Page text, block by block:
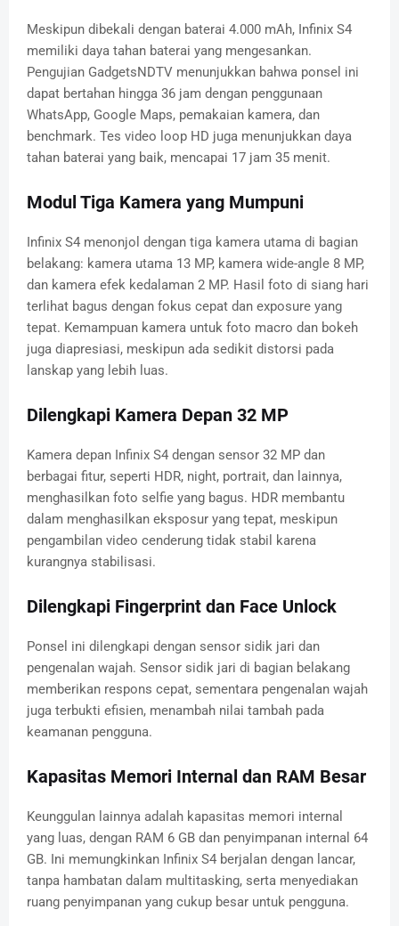
Meskipun dibekali dengan baterai 4.000 mAh, Infinix S4
memiliki daya tahan baterai yang mengesankan.
Pengujian GadgetsNDTV menunjukkan bahwa ponsel ini
dapat bertahan hingga 36 jam dengan penggunaan
WhatsApp, Google Maps, pemakaian kamera, dan
benchmark. Tes video loop HD juga menunjukkan daya
tahan baterai yang baik, mencapai 17 jam 35 menit.
Modul Tiga Kamera yang Mumpuni
Infinix S4 menonjol dengan tiga kamera utama di bagian
belakang: kamera utama 13 MP, kamera wide-angle 8 MP,
dan kamera efek kedalaman 2 MP. Hasil foto di siang hari
terlihat bagus dengan fokus cepat dan exposure yang
tepat. Kemampuan kamera untuk foto macro dan bokeh
juga diapresiasi, meskipun ada sedikit distorsi pada
lanskap yang lebih luas.
Dilengkapi Kamera Depan 32 MP
Kamera depan Infinix S4 dengan sensor 32 MP dan
berbagai fitur, seperti HDR, night, portrait, dan lainnya,
menghasilkan foto selfie yang bagus. HDR membantu
dalam menghasilkan eksposur yang tepat, meskipun
pengambilan video cenderung tidak stabil karena
kurangnya stabilisasi.
Dilengkapi Fingerprint dan Face Unlock
Ponsel ini dilengkapi dengan sensor sidik jari dan
pengenalan wajah. Sensor sidik jari di bagian belakang
memberikan respons cepat, sementara pengenalan wajah
juga terbukti efisien, menambah nilai tambah pada
keamanan pengguna.
Kapasitas Memori Internal dan RAM Besar
Keunggulan lainnya adalah kapasitas memori internal
yang luas, dengan RAM 6 GB dan penyimpanan internal 64
GB. Ini memungkinkan Infinix S4 berjalan dengan lancar,
tanpa hambatan dalam multitasking, serta menyediakan
ruang penyimpanan yang cukup besar untuk pengguna.